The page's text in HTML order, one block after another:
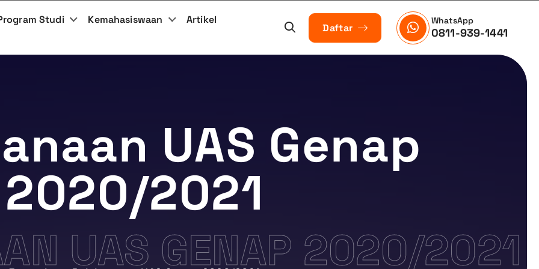
Studi Kemahasiswaan
Artikel
Daftar
WhatsApp
0811-939-1441
UAS GENAP 2020/2021
UAS Genap
2020/2021